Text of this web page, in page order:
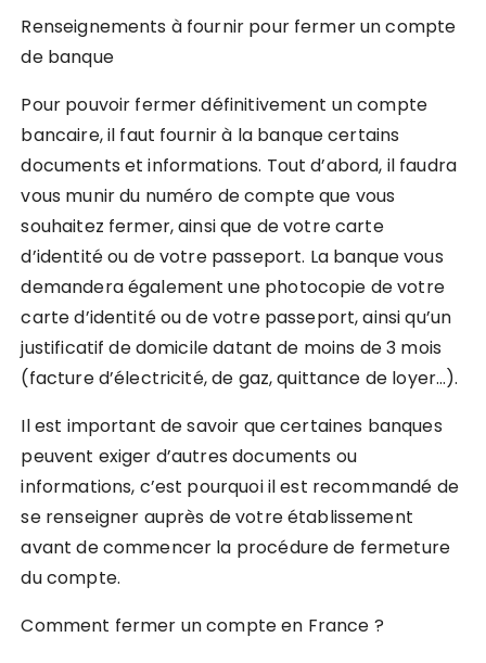
Renseignements à fournir pour fermer un compte
de banque
Pour pouvoir fermer définitivement un compte
bancaire, il faut fournir à la banque certains
documents et informations. Tout d’abord, il faudra
vous munir du numéro de compte que vous
souhaitez fermer, ainsi que de votre carte
d’identité ou de votre passeport. La banque vous
demandera également une photocopie de votre
carte d’identité ou de votre passeport, ainsi qu’un
justificatif de domicile datant de moins de 3 mois
(facture d’électricité, de gaz, quittance de loyer…).
Il est important de savoir que certaines banques
peuvent exiger d’autres documents ou
informations, c’est pourquoi il est recommandé de
se renseigner auprès de votre établissement
avant de commencer la procédure de fermeture
du compte.
Comment fermer un compte en France ?